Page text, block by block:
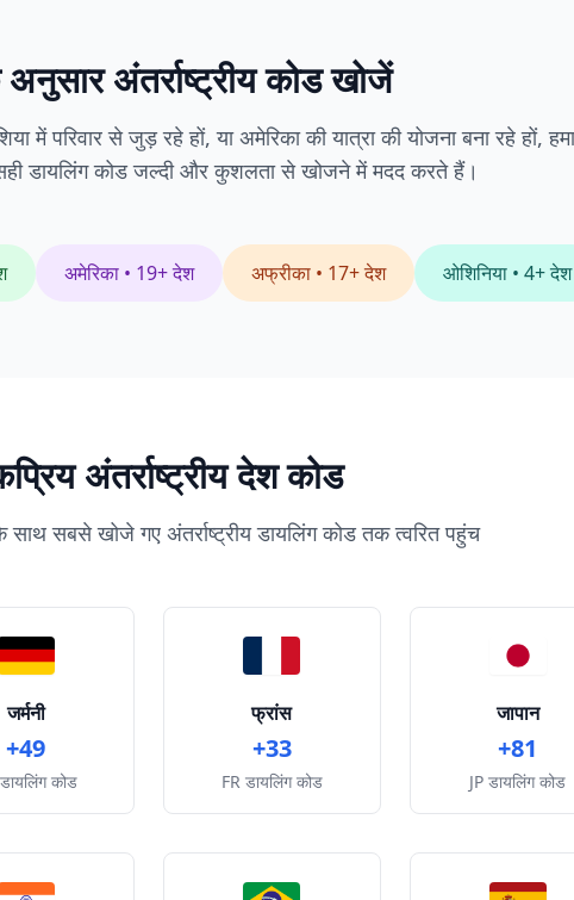
अंतर्राष्ट्रीय कोड खोजें
में परिवार से जुड़ रहे हों, या अमेरिका की यात्रा की योजना बना रहे हों,
डायलिंग कोड जल्दी और कुशलता से खोजने में मदद करते हैं।
अमेरिका • 19+देश अफ्रीका • 17+देश ओशिनिया • 4+देश
अंतर्राष्ट्रीय देश कोड
साथ सबसे खोजे गए अंतर्राष्ट्रीय डायलिंग कोड तक त्वरित पहुंच
जर्मनी
+49
कोड
फ्रांस
+33
FR डायलिंग कोड
जापान
+81
JP डायलिंग कोड